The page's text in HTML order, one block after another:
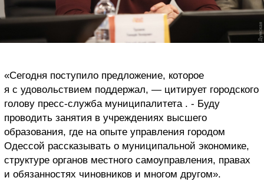
«Сегодня поступило предложение, которое
я с удовольствием поддержал, — цитирует городского
голову пресс-служба муниципалитета . - Буду
проводить занятия в учреждениях высшего
образования, где на опыте управления городом
Одессой рассказывать о муниципальной экономике,
структуре органов местного самоуправления, правах
и обязанностях чиновников и многом другом».